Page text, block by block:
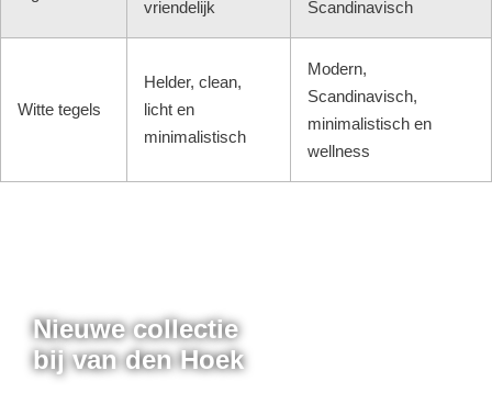
vriendelijk
Scandinavisch
Witte tegels
Helder, clean,
licht en
minimalistisch
Modern,
Scandinavisch,
minimalistisch en
wellness
Nieuwe collectie
bij van den Hoek